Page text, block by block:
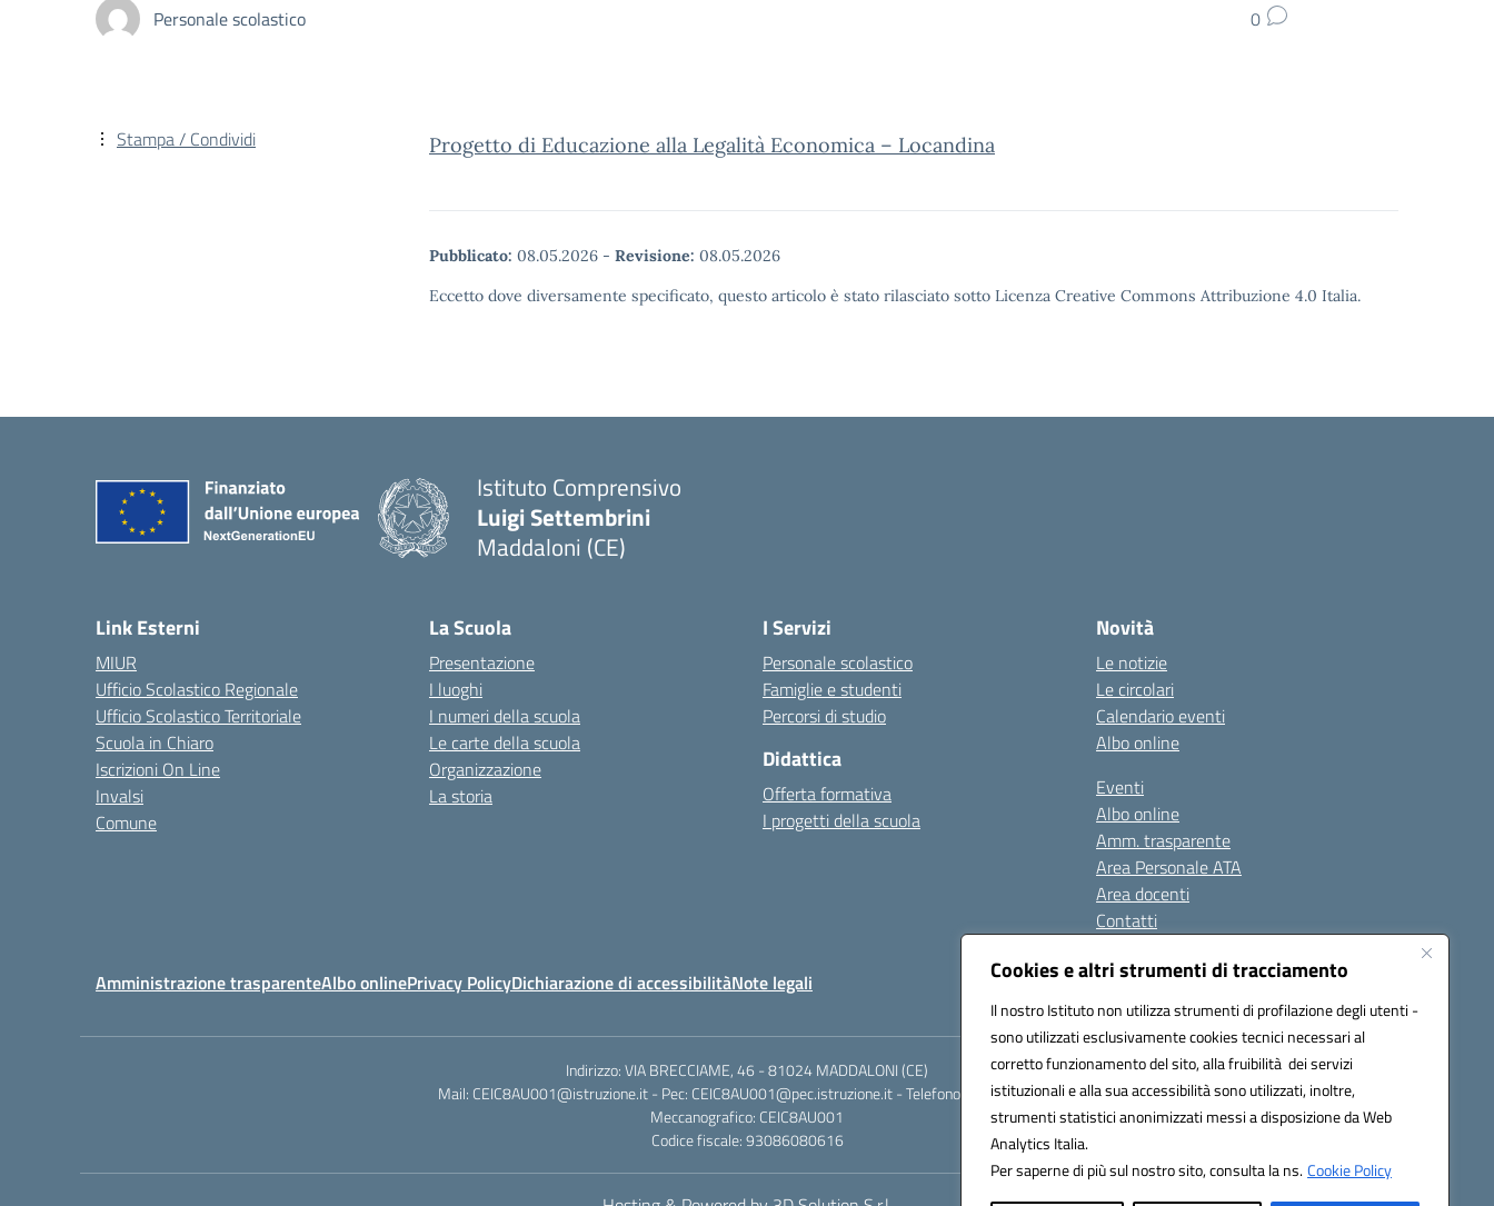
Cookies e altri strumenti di tracciamento
Il nostro Istituto non utilizza strumenti di profilazione degli utenti -
sono utilizzati esclusivamente cookies tecnici necessari al
corretto funzionamento del sito, alla fruibilità dei servizi
istituzionali e alla sua accessibilità sono utilizzati, inoltre,
strumenti statistici anonimizzati messi a disposizione da Web
Analytics Italia.
Per saperne di più sul nostro sito, consulta la ns.Cookie Policy
Personale scolastico 0
Progetto di Educazione alla Legalità Economica – Locandina
Pubblicato: 08.05.2026 - Revisione: 08.05.2026
Eccetto dove diversamente specificato, questo articolo è stato rilasciato sotto Licenza Creative Commons Attribuzione 4.0 Italia.
Stampa / Condividi
Istituto Comprensivo
Luigi Settembrini
Maddaloni (CE)
Link Esterni
MIUR
Ufficio Scolastico Regionale
Ufficio Scolastico Territoriale
Scuola in Chiaro
Iscrizioni On Line
Invalsi
Comune
La Scuola
Presentazione
I luoghi
I numeri della scuola
Le carte della scuola
Organizzazione
La storia
I Servizi
Personale scolastico
Famiglie e studenti
Percorsi di studio
Didattica
Offerta formativa
I progetti della scuola
Novità
Le notizie
Le circolari
Calendario eventi
Albo online
Eventi
Albo online
Amm. trasparente
Area Personale ATA
Area docenti
Contatti
Amministrazione trasparenteAlbo onlinePrivacy PolicyDichiarazione di accessibilitàNote legali
Indirizzo: VIA BRECCIAME, 46 - 81024 MADDALONI (CE)
Mail: CEIC8AU001@istruzione.it - Pec: CEIC8AU001@pec.istruzione.it - Telefono: 0823408721
Meccanografico: CEIC8AU001
Codice fiscale: 93086080616